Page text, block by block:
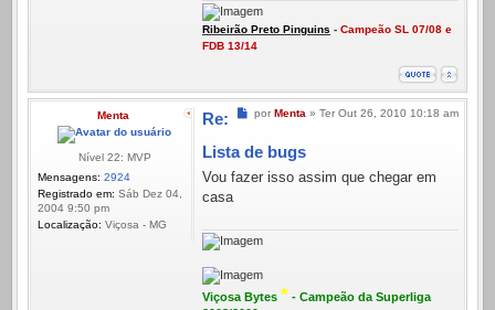
Ribeirão Preto Pinguins - Campeão SL 07/08 e
FDB 13/14
Menta
Nível 22: MVP
Mensagens: 2924
Registrado em: Sáb Dez 04,
2004 9:50 pm
Localização: Viçosa - MG
Mensagem
por Menta » Ter Out 26, 2010 10:18 am
Re:
Lista de bugs
Vou fazer isso assim que chegar em
casa
Viçosa Bytes * - Campeão da Superliga